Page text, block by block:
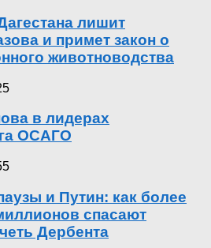
лишит
и примет закон о
животноводства
в лидерах
ОСАГО
и Путин: как более
спасают
Дербента